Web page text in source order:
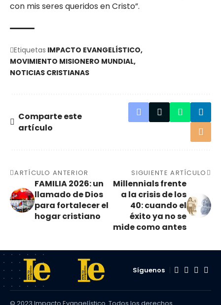
con mis seres queridos en Cristo”.
Etiquetas IMPACTO EVANGELÍSTICO
MOVIMIENTO MISIONERO MUNDIAL
NOTICIAS CRISTIANAS
Comparte este
artículo
ARTÍCULO ANTERIOR
FAMILIA 2026: un
llamado de Dios
para fortalecer el
hogar cristiano
SIGUIENTE ARTÍCULO
Millennials frente
a la crisis de los
40: cuando el
éxito ya no se
mide como antes
Síguenos
© 2023 Impacto Evangelístico. Todos los derechos